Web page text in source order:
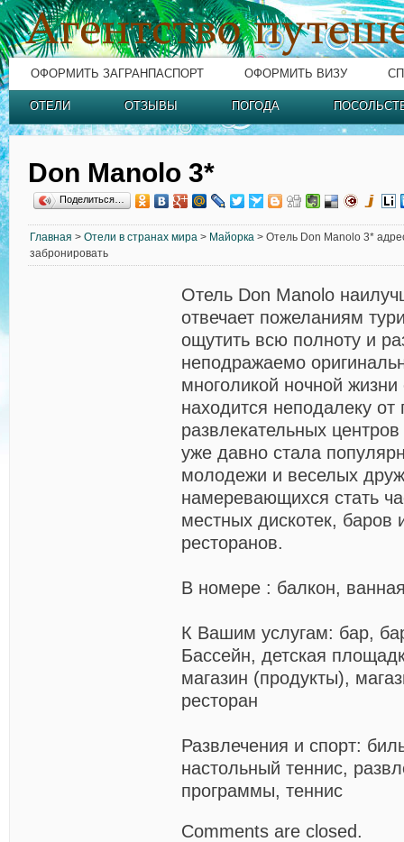
ОФОРМИТЬ ЗАГРАНПАСПОРТ ОФОРМИТЬ ВИЗУ
ОТЕЛИ ОТЗЫВЫ ПОГОДА
Don Manolo 3*
Поделиться…
Главная > Отели в странах мира > Майорка > Отель Don Manolo 3*
забронировать
Отель Don Manolo
отвечает пожеланиям
ощутить всю полноту и
неподражаемо
многоликой ночной жизни
находится неподалеку от
развлекательных
уже давно стала
молодежи и веселых
намеревающихся стать
местных дискотек, баров
ресторанов.
В номере : балкон,
К Вашим услугам: бар,
Бассейн, детская
магазин (продукты),
ресторан
Развлечения и спорт:
настольный теннис,
программы, теннис
Comments are closed.